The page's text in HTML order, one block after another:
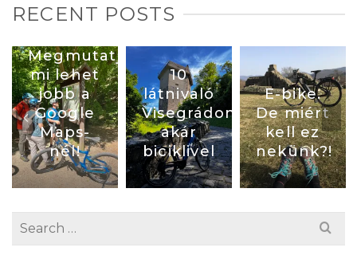
RECENT POSTS
bringázni
Megmutatjuk
mi lehet
jobb a
Google
Maps-
nél!
10
látnivaló
Visegrádon-
akár
biciklivel
E-bike.
De miért
kell ez
nekünk?!